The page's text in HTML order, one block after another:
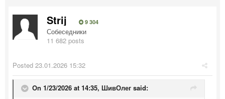
Strij 9 304
Собеседники
11 682 posts
Posted 23.01.2026 15:32
On 1/23/2026 at 14:35, ШивОлег said: